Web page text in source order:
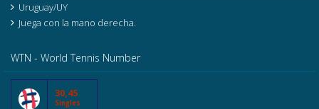
Uruguay/UY
Juega con la mano derecha.
WTN - World Tennis Number
30,45
Singles